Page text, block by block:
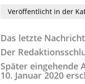
Veröffentlicht in der
Das letzte
Der
Später eingehende
10. Januar 2020